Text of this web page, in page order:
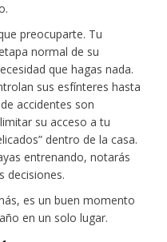
preocuparte. Tu
normal de su
que hagas nada.
sus esfínteres hasta
accidentes son
su acceso a tu
dentro de la casa.
entrenando, notarás
decisiones.
es un buen momento
en un solo lugar.